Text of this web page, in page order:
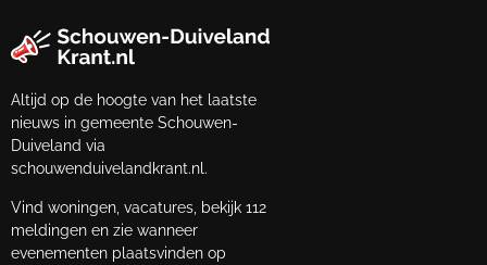
Altijd op de hoogte van het laatste
nieuws in gemeente Schouwen-
Duiveland via
schouwenduivelandkrant.nl.
Vind woningen, vacatures, bekijk 112
meldingen en zie wanneer
evenementen plaatsvinden op